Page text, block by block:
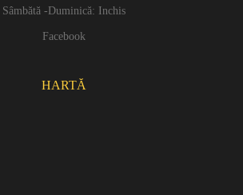
Sâmbătă -Duminică: Inchis
Facebook
HARTĂ